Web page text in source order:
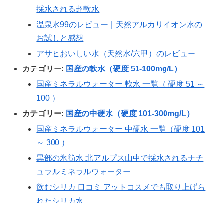
採水される超軟水
温泉水99のレビュー｜天然アルカリイオン水の
お試しと感想
アサヒおいしい水（天然水/六甲）のレビュー
カテゴリー: 国産の軟水（硬度 51-100mg/L）
国産ミネラルウォーター 軟水 一覧（ 硬度 51 ～
100 ）
カテゴリー: 国産の中硬水（硬度 101-300mg/L）
国産ミネラルウォーター 中硬水 一覧（硬度 101
～ 300 ）
黒部の氷筍水 北アルプス山中で採水されるナチ
ュラルミネラルウォーター
飲むシリカ 口コミ アットコスメでも取り上げら
れたシリカ水